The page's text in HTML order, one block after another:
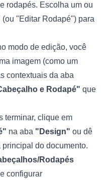
rodapés. Escolha um ou
(ou "Editar Rodapé") para
modo de edição, você
imagem (como um
contextuais da aba
e Rodapé" que
terminar, clique em
na aba "Design" ou dê
do documento.
Rodapés
configurar